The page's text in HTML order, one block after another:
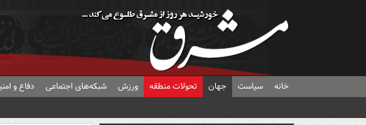
خانه سیاست جهان تحولات منطقه ورزش شبکه‌های اجتماعی دفاع و